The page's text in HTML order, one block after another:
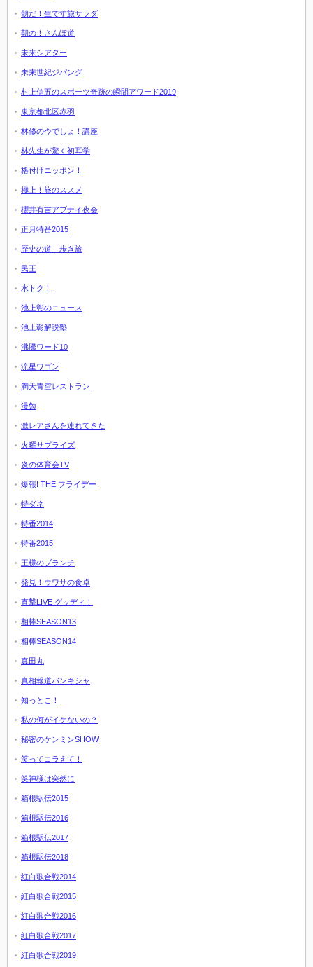
朝だ！生です旅サラダ
朝の！さんぽ道
未来シアター
未来世紀ジパング
村上信五のスポーツ奇跡の瞬間アワード2019
東京都北区赤羽
林修の今でしょ！講座
林先生が驚く初耳学
格付けニッポン！
極上！旅のススメ
櫻井有吉アブナイ夜会
正月特番2015
歴史の道 歩き旅
民王
水トク！
池上彰のニュース
池上彰解説塾
沸騰ワード10
流星ワゴン
満天青空レストラン
漫勉
激レアさんを連れてきた
火曜サプライズ
炎の体育会TV
爆報! THE フライデー
特ダネ
特番2014
特番2015
王様のブランチ
発見！ウワサの食卓
直撃LIVE グッディ！
相棒SEASON13
相棒SEASON14
真田丸
真相報道バンキシャ
知っとこ！
私の何がイケないの？
秘密のケンミンSHOW
笑ってコラえて！
笑神様は突然に
箱根駅伝2015
箱根駅伝2016
箱根駅伝2017
箱根駅伝2018
紅白歌合戦2014
紅白歌合戦2015
紅白歌合戦2016
紅白歌合戦2017
紅白歌合戦2019